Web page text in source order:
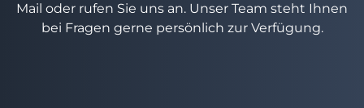
Mail oder rufen Sie uns an. Unser Team steht Ihnen
bei Fragen gerne persönlich zur Verfügung.